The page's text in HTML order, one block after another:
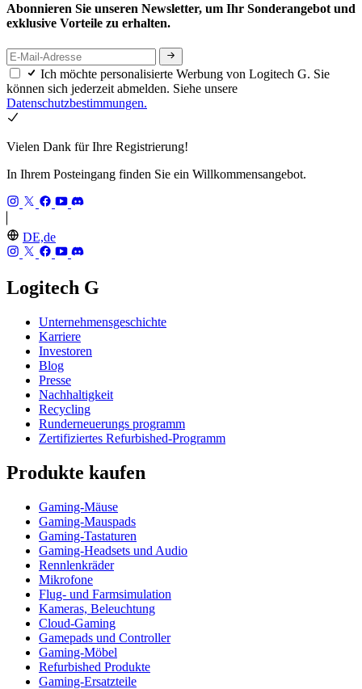
Abonnieren Sie unseren Newsletter, um Ihr Sonderangebot und
exklusive Vorteile zu erhalten.
Ich möchte personalisierte Werbung von Logitech G. Sie
können sich jederzeit abmelden. Siehe unsere
Datenschutzbestimmungen.
Vielen Dank für Ihre Registrierung!
In Ihrem Posteingang finden Sie ein Willkommensangebot.
DE,de
Logitech G
Unternehmensgeschichte
Karriere
Investoren
Blog
Presse
Nachhaltigkeit
Recycling
Runderneuerungs programm
Zertifiziertes Refurbished-Programm
Produkte kaufen
Gaming-Mäuse
Gaming-Mauspads
Gaming-Tastaturen
Gaming-Headsets und Audio
Rennlenkräder
Mikrofone
Flug- und Farmsimulation
Kameras, Beleuchtung
Cloud-Gaming
Gamepads und Controller
Gaming-Möbel
Refurbished Produkte
Gaming-Ersatzteile